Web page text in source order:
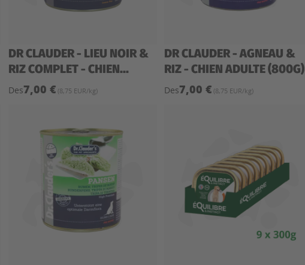
DR CLAUDER - LIEU NOIR &
RIZ COMPLET - CHIEN...
Des7,00 € (8,75 EUR/kg)
DR CLAUDER - AGNEAU &
RIZ - CHIEN ADULTE (800G)
Des7,00 € (8,75 EUR/kg)